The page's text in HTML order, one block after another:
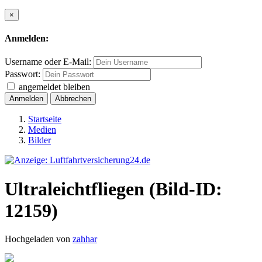
×
Anmelden:
Username oder E-Mail:
Passwort:
angemeldet bleiben
Anmelden Abbrechen
Startseite
Medien
Bilder
Ultraleichtfliegen (Bild-ID:
12159)
Hochgeladen von zahhar